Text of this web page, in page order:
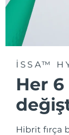
ISSA™
Her
Hibrit fırça